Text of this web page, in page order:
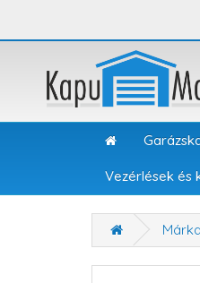
Vezérlések és
Márka